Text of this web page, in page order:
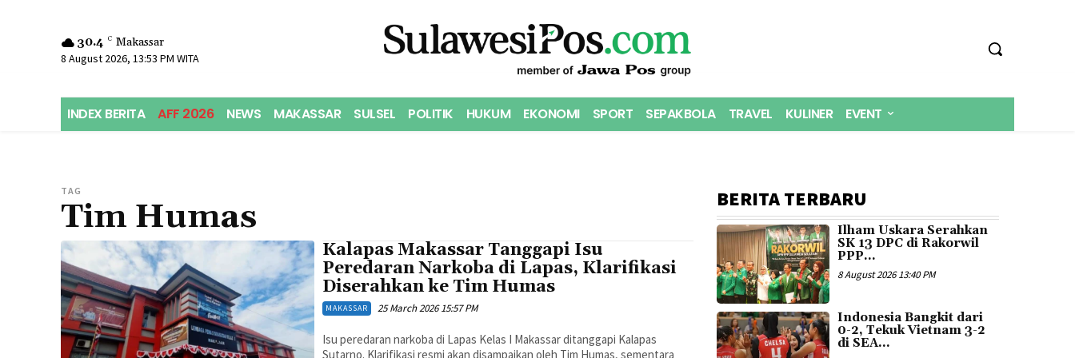
30.4 C Makassar
8 August 2026, 13:53 PM WITA
INDEX BERITA AFF 2026 NEWS MAKASSAR SULSEL POLITIK HUKUM EKONOMI SPORT SEPAKBOLA TRAVEL KULINER EVENT
TAG
Tim Humas
Kalapas Makassar Tanggapi Isu
Peredaran Narkoba di Lapas, Klarifikasi
Diserahkan ke Tim Humas
MAKASSAR 25 March 2026 15:57 PM
Isu peredaran narkoba di Lapas Kelas I Makassar ditanggapi Kalapas
Sutarno. Klarifikasi resmi akan disampaikan oleh Tim Humas, sementara
BERITA TERBARU
Ilham Uskara Serahkan
SK 13 DPC di Rakorwil
PPP...
8 August 2026 13:40 PM
Indonesia Bangkit dari
0-2, Tekuk Vietnam 3-2
di SEA...